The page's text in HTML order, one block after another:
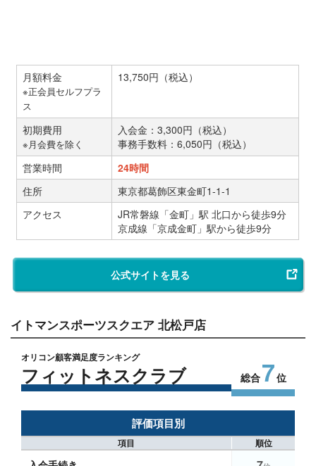
月額料金
※正会員セルフプラ
ス
13,750円（税込）
初期費用
※月会費を除く
入会金：3,300円（税込）
事務手数料：6,050円（税込）
営業時間
24時間
住所
東京都葛飾区東金町1-1-1
アクセス
JR常磐線「金町」駅 北口から徒歩9分
京成線「京成金町」駅から徒歩9分
公式サイトを見る
イトマンスポーツスクエア 北松戸店
オリコン顧客満足度ランキング
フィットネスクラブ 総合7位
評価項目別
項目 順位